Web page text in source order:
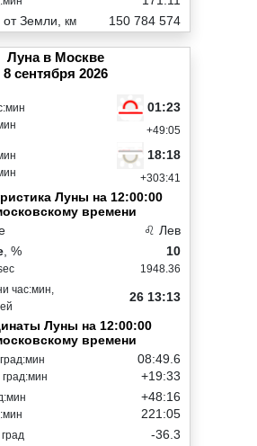
Земли, км 150 784 574
Луна в Москве
8 сентября 2026
01:23
+49:05
18:18
+303:41
Луны на 12:00:00
времени
♌ Лев
, % 10
1948.36
час:мин,
26 13:13
Луны на 12:00:00
времени
град:мин
град:мин
08:49.6
+19:33
+48:16
221:05
град
-36.3